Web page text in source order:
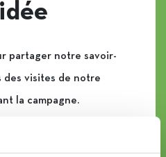
partager notre savoir-
des visites de notre
la campagne.